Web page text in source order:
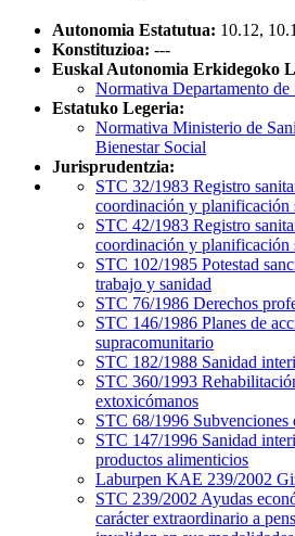
Autonomia Estatutua: 10.12,
Konstituzioa: ---
Euskal Autonomia Erkidegoko
Normativa Departamento de
Estatuko Legeria:
Normativa Ministerio de
Bienestar Social
Jurisprudentzia:
STC 32/1983 Registro
coordinación y planificación
STC 42/1983 Registro
coordinación y planificación
STC 102/1985 Potestad
trabajo y sanidad
STC 76/1986 Derechos
STC 146/1986 Planes de
supracomunitario
STC 182/1988 Sanidad
STC 360/1993
extoxicómanos
STC 68/1996
STC 147/1996 Sanidad
productos alimenticios
Laburpen KAE 239/2002
STC 239/2002 Ayudas
carácter extraordinario a